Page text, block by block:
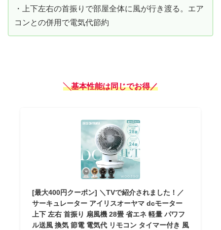
・上下左右の首振りで部屋全体に風が行き渡る。エア
コンとの併用で電気代節約
╲基本性能は同じでお得／
[最大400円クーポン] ＼TVで紹介されました！／
サーキュレーター アイリスオーヤマ dcモーター
上下 左右 首振り 扇風機 28畳 省エネ 軽量 パワフ
ル送風 換気 節電 電気代 リモコン タイマー付き 風